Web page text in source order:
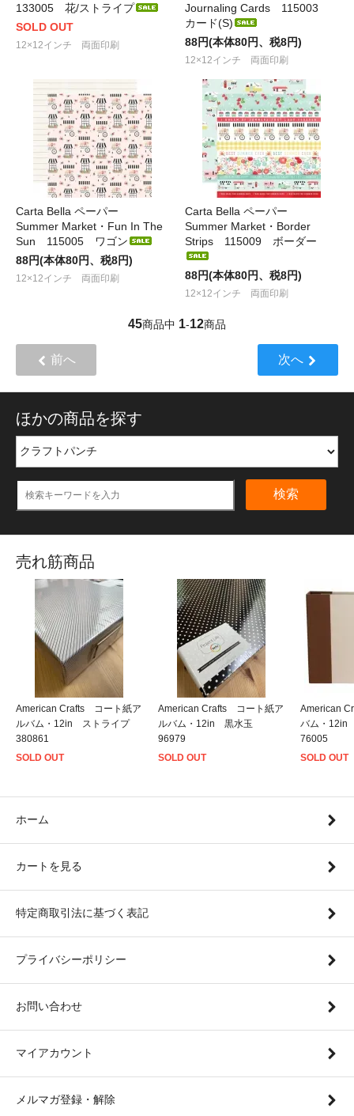
133005 花/ストライプ
SOLD OUT
12×12インチ 両面印刷
Journaling Cards 115003
カード(S)
88円(本体80円、税8円)
12×12インチ 両面印刷
Carta Bella ペーパー
Summer Market・Fun In The
Sun 115005 ワゴン
88円(本体80円、税8円)
12×12インチ 両面印刷
Carta Bella ペーパー
Summer Market・Border
Strips 115009 ボーダー
88円(本体80円、税8円)
12×12インチ 両面印刷
45商品中 1-12商品
前へ 次へ
ほかの商品を探す
検索
売れ筋商品
American Crafts コート紙ア
ルバム・12in ストライプ
380861
SOLD OUT
American Crafts コート紙ア
ルバム・12in 黒水玉
96979
SOLD OUT
American
バム・
76005
SOLD OUT
ホーム
カートを見る
特定商取引法に基づく表記
プライバシーポリシー
お問い合わせ
マイアカウント
メルマガ登録・解除